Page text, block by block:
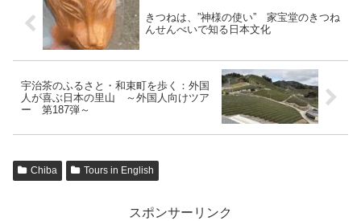
きつねは、”神様の使い” 家宝堂のきつね
んせんべいで知る日本文化
宇治茶のふるさと・和束町を歩く：外国
人が喜ぶ日本の里山 ～外国人向けツア
ー 第187弾～
Chiba Tours in English
スポンサーリンク